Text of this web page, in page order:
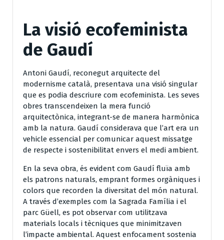
La visió ecofeminista
de Gaudí
Antoni Gaudí, reconegut arquitecte del
modernisme català, presentava una visió singular
que es podia descriure com ecofeminista. Les seves
obres transcendeixen la mera funció
arquitectònica, integrant-se de manera harmònica
amb la natura. Gaudí considerava que l’art era un
vehicle essencial per comunicar aquest missatge
de respecte i sostenibilitat envers el medi ambient.
En la seva obra, és evident com Gaudí fluïa amb
els patrons naturals, emprant formes orgàniques i
colors que recorden la diversitat del món natural.
A través d’exemples com la Sagrada Família i el
parc Güell, es pot observar com utilitzava
materials locals i tècniques que minimitzaven
l’impacte ambiental. Aquest enfocament sostenia